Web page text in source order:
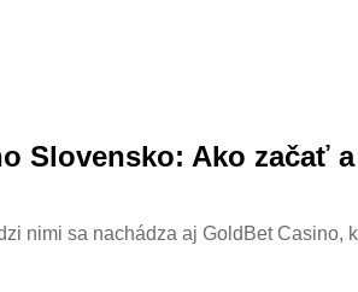
Slovensko: Ako začať
nimi sa nachádza aj GoldBet Casino,